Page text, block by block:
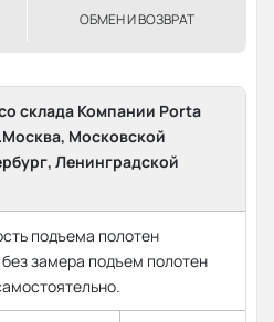
ОБМЕН И ВОЗВРАТ
склада Компании Porta
Московской
Ленинградской
подъема полотен
замера подъем полотен